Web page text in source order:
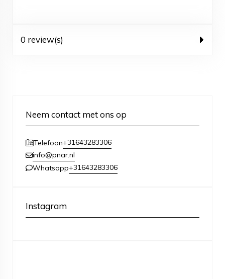
0 review(s)
Neem contact met ons op
Telefoon+31643283306
info@pnar.nl
Whatsapp+31643283306
Instagram